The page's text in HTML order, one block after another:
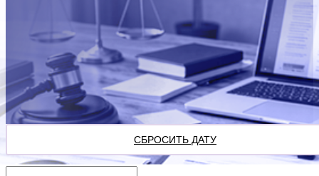
СБРОСИТЬ ДАТУ